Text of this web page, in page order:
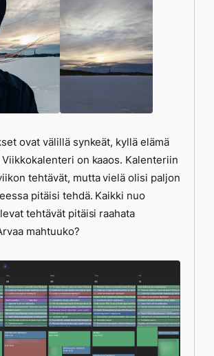
ovat välillä synkeät, kyllä elämä
Viikkokalenteri on kaaos. Kalenteriin
tehtävät, mutta vielä olisi paljon
pitäisi tehdä. Kaikki nuo
tehtävät pitäisi raahata
mahtuuko?